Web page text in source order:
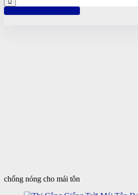
Hotline: 0961 894 472
chống nóng cho mái tôn